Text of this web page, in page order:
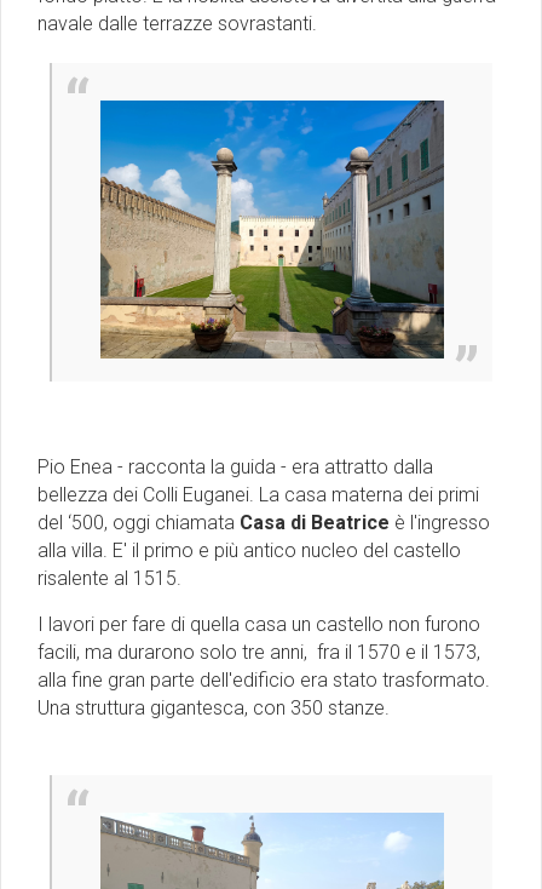
navale dalle terrazze sovrastanti.
Pio Enea - racconta la guida - era attratto dalla
bellezza dei Colli Euganei. La casa materna dei primi
del ‘500, oggi chiamata Casa di Beatrice è l'ingresso
alla villa. E' il primo e più antico nucleo del castello
risalente al 1515.
I lavori per fare di quella casa un castello non furono
facili, ma durarono solo tre anni, fra il 1570 e il 1573,
alla fine gran parte dell'edificio era stato trasformato.
Una struttura gigantesca, con 350 stanze.